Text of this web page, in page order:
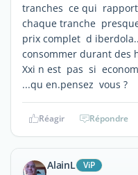
tranches ce qui
chaque tranche
prix complet d
consommer durant des
Xxi n est pas si
...qu en.pensez vous ?
Réagir Répondre
AlainL ViP